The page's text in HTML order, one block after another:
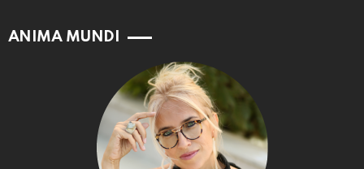
ANIMA MUNDI